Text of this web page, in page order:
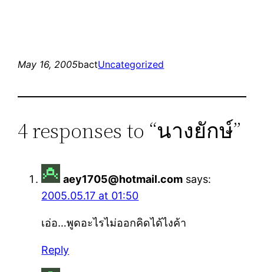
May 16, 2005bactUncategorized
4 responses to “นางยักษ์”
aey1705@hotmail.com says:
2005.05.17 at 01:50
เอ่อ…พูดอะไรไม่ออกคิดได้ไงค้า
Reply